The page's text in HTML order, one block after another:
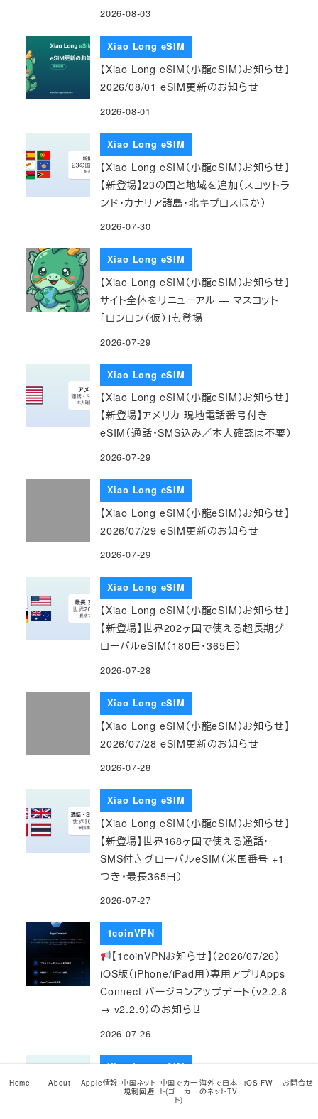
2026-08-03
Xiao Long eSIM
【Xiao Long eSIM（小龍eSIM）お知らせ】
2026/08/01 eSIM更新のお知らせ
2026-08-01
Xiao Long eSIM
【Xiao Long eSIM（小龍eSIM）お知らせ】
【新登場】23の国と地域を追加（スコットラ
ンド・カナリア諸島・北キプロスほか）
2026-07-30
Xiao Long eSIM
【Xiao Long eSIM（小龍eSIM）お知らせ】
サイト全体をリニューアル — マスコット
「ロンロン（仮）」も登場
2026-07-29
Xiao Long eSIM
【Xiao Long eSIM（小龍eSIM）お知らせ】
【新登場】アメリカ 現地電話番号付き
eSIM（通話・SMS込み／本人確認は不要）
2026-07-29
Xiao Long eSIM
【Xiao Long eSIM（小龍eSIM）お知らせ】
2026/07/29 eSIM更新のお知らせ
2026-07-29
Xiao Long eSIM
【Xiao Long eSIM（小龍eSIM）お知らせ】
【新登場】世界202ヶ国で使える超長期グ
ローバルeSIM（180日・365日）
2026-07-28
Xiao Long eSIM
【Xiao Long eSIM（小龍eSIM）お知らせ】
2026/07/28 eSIM更新のお知らせ
2026-07-28
Xiao Long eSIM
【Xiao Long eSIM（小龍eSIM）お知らせ】
【新登場】世界168ヶ国で使える通話・
SMS付きグローバルeSIM（米国番号 +1
つき・最長365日）
2026-07-27
1coinVPN
【1coinVPNお知らせ】（2026/07/26）
iOS版（iPhone/iPad用）専用アプリApps
Connect バージョンアップデート（v2.2.8
→ v2.2.9）のお知らせ
2026-07-26
Xiao Long eSIM
【Xiao Long eSIM（小龍eSIM）お知らせ】
【ご案内】ヨーロッパ周遊に — Orange
Home About Apple情報 中国ネット
規制回避
中国でカー
ト(ゴーカー
ト)
海外で日本
のネットTV
iOS FW お問合せ